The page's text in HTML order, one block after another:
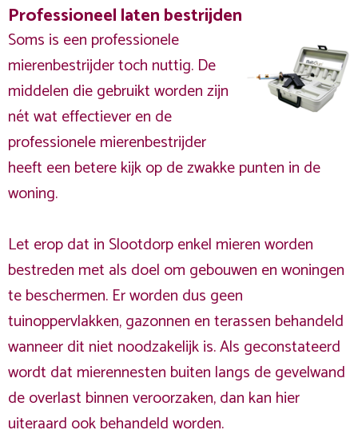
Professioneel laten bestrijden
Soms is een professionele
mierenbestrijder toch nuttig. De
middelen die gebruikt worden zijn
nét wat effectiever en de
professionele mierenbestrijder
heeft een betere kijk op de zwakke punten in de
woning.
Let erop dat in Slootdorp enkel mieren worden
bestreden met als doel om gebouwen en woningen
te beschermen. Er worden dus geen
tuinoppervlakken, gazonnen en terassen behandeld
wanneer dit niet noodzakelijk is. Als geconstateerd
wordt dat mierennesten buiten langs de gevelwand
de overlast binnen veroorzaken, dan kan hier
uiteraard ook behandeld worden.